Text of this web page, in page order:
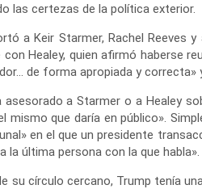
las certezas de la política exterior.
a Keir Starmer, Rachel Reeves
Healey, quien afirmó haberse
de forma apropiada y
a Starmer o a Healey
mismo que daría en público».
en el que un presidente
la última persona con la que habla».
su círculo cercano, Trump tenía